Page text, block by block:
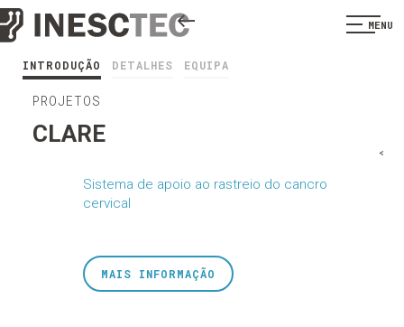
MENU
INTRODUÇÃO DETALHES EQUIPA
PROJETOS
CLARE
Sistema de apoio ao rastreio do cancro
cervical
<
MAIS INFORMAÇÃO